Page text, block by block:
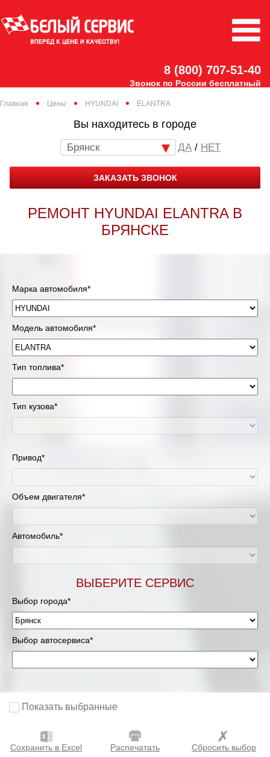
8 (800) 707-51-40
Звонок по России бесплатный
Главная Цены HYUNDAI ELANTRA
Вы находитесь в городе
Брянск / НЕТ
ЗАКАЗАТЬ ЗВОНОК
РЕМОНТ HYUNDAI ELANTRA В
БРЯНСКЕ
Марка автомобиля*
Модель автомобиля*
Тип топлива*
Тип кузова*
Привод*
Объем двигателя*
Автомобиль*
ВЫБЕРИТЕ СЕРВИС
Выбор города*
Выбор автосервиса*
Показать выбранные
Сохранить в Excel Распечатать Сбросить выбор